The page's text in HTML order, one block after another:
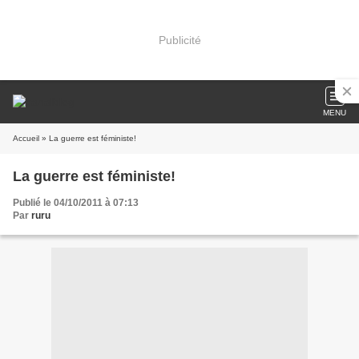
Publicité
MENU
Accueil » La guerre est féministe!
La guerre est féministe!
Publié le 04/10/2011 à 07:13
Par ruru